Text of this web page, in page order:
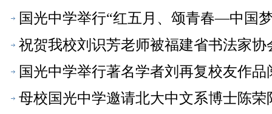
国光中学举行“红五月、颂青春—中国
祝贺我校刘识芳老师被福建省书法家
国光中学举行著名学者刘再复校友作
母校国光中学邀请北大中文系博士陈